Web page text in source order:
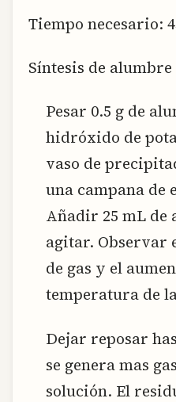
Tiempo necesario:
Síntesis de
Pesar 0.5 g de
hidróxido de
vaso de
una campana de
Añadir 25 mL de
agitar. Observar
de gas y el
temperatura de
Dejar reposar
se genera mas
solución. El